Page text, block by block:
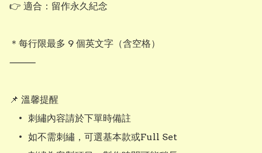
👉 適合：留作永久紀念
＊每行限最多 9 個英文字（含空格）
⸻
📌 溫馨提醒